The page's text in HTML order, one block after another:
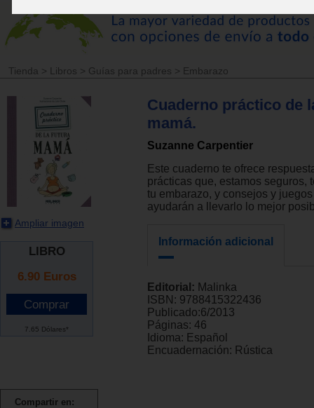
Tienda > Libros > Guías para padres > Embarazo
Ampliar imagen
LIBRO
6.90 Euros
7.65 Dólares*
Compartir en:
Cuaderno práctico de
mamá.
Suzanne Carpentier
Este cuaderno te ofrece
prácticas que, estamos seguros,
tu embarazo, y consejos y
ayudarán a llevarlo lo mejor
Información adicional
Editorial: Malinka
ISBN: 9788415322436
Publicado:6/2013
Páginas: 46
Idioma: Español
Encuadernación: Rústica